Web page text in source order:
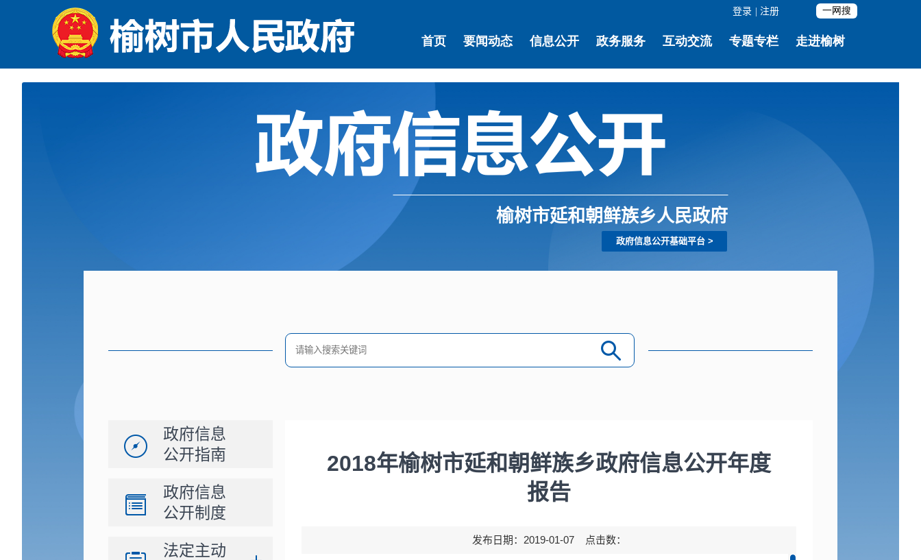
登录 注册
榆树市延和朝鲜族乡人民政府
政府信息公开基础平台>
政府信息
公开指南
政府信息
公开制度
法定主动
2018年榆树市延和朝鲜族乡政府信息公开年度
报告
发布日期：2019-01-07 点击数：